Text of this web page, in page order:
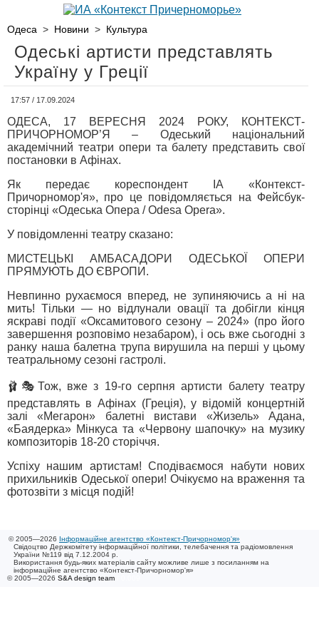
Одеса > Новини > Культура
Одеські артисти представлять
Україну у Греції
17:57 / 17.09.2024
ОДЕСА, 17 ВЕРЕСНЯ 2024 РОКУ, КОНТЕКСТ-
ПРИЧОРНОМОР’Я – Одеський національний
академічний театри опери та балету представить свої
постановки в Афінах.
Як передає кореспондент ІА «Контекст-
Причорномор'я», про це повідомляється на Фейсбук-
сторінці «Одеська Опера / Odesa Opera».
У повідомленні театру сказано:
МИСТЕЦЬКІ АМБАСАДОРИ ОДЕСЬКОЇ ОПЕРИ
ПРЯМУЮТЬ ДО ЄВРОПИ.
Невпинно рухаємося вперед, не зупиняючись а ні на
мить! Тільки — но відлунали овації та добігли кінця
яскраві події «Оксамитового сезону – 2024» (про його
завершення розповімо незабаром), і ось вже сьогодні з
ранку наша балетна трупа вирушила на перші у цьому
театральному сезоні гастролі.
🩰🎭Тож, вже з 19-го серпня артисти балету театру
представлять в Афінах (Греція), у відомій концертній
залі «Мегарон» балетні вистави «Жизель» Адана,
«Баядерка» Мінкуса та «Червону шапочку» на музику
композиторів 18-20 сторіччя.
Успіху нашим артистам! Сподіваємося набути нових
прихильників Одеської опери! Очікуємо на враження та
фотозвіти з місця подій!
© 2005—2026 Інформаційне агентство «Контекст-Причорномор'я»
Свідоцтво Держкомітету інформаційної політики, телебачення та радіомовлення
України №119 від 7.12.2004 р.
Використання будь-яких матеріалів сайту можливе лише з посиланням на
інформаційне агентство «Контекст-Причорномор'я»
© 2005—2026 S&A design team